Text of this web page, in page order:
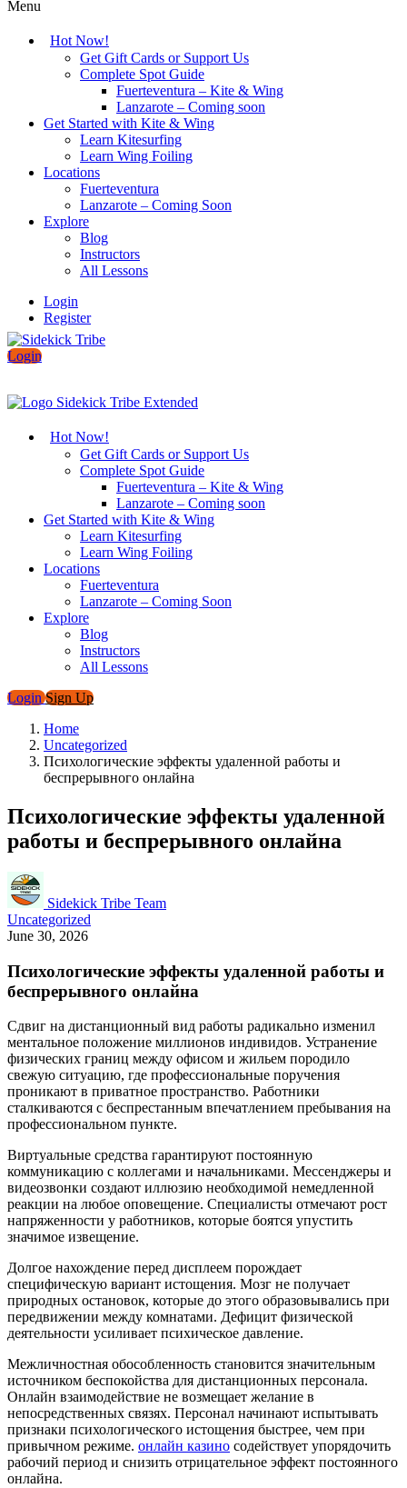
Menu
Hot Now!
Get Gift Cards or Support Us
Complete Spot Guide
Fuerteventura – Kite & Wing
Lanzarote – Coming soon
Get Started with Kite & Wing
Learn Kitesurfing
Learn Wing Foiling
Locations
Fuerteventura
Lanzarote – Coming Soon
Explore
Blog
Instructors
All Lessons
Login
Register
Login
Hot Now!
Get Gift Cards or Support Us
Complete Spot Guide
Fuerteventura – Kite & Wing
Lanzarote – Coming soon
Get Started with Kite & Wing
Learn Kitesurfing
Learn Wing Foiling
Locations
Fuerteventura
Lanzarote – Coming Soon
Explore
Blog
Instructors
All Lessons
LoginSign Up
Home
Uncategorized
Психологические эффекты удаленной работы и
беспрерывного онлайна
Психологические эффекты удаленной
работы и беспрерывного онлайна
Sidekick Tribe Team
Uncategorized
June 30, 2026
Психологические эффекты удаленной работы и
беспрерывного онлайна
Сдвиг на дистанционный вид работы радикально изменил
ментальное положение миллионов индивидов. Устранение
физических границ между офисом и жильем породило
свежую ситуацию, где профессиональные поручения
проникают в приватное пространство. Работники
сталкиваются с беспрестанным впечатлением пребывания на
профессиональном пункте.
Виртуальные средства гарантируют постоянную
коммуникацию с коллегами и начальниками. Мессенджеры и
видеозвонки создают иллюзию необходимой немедленной
реакции на любое оповещение. Специалисты отмечают рост
напряженности у работников, которые боятся упустить
значимое извещение.
Долгое нахождение перед дисплеем порождает
специфическую вариант истощения. Мозг не получает
природных остановок, которые до этого образовывались при
передвижении между комнатами. Дефицит физической
деятельности усиливает психическое давление.
Межличностная обособленность становится значительным
источником беспокойства для дистанционных персонала.
Онлайн взаимодействие не возмещает желание в
непосредственных связях. Персонал начинают испытывать
признаки психологического истощения быстрее, чем при
привычном режиме. онлайн казино содействует упорядочить
рабочий период и снизить отрицательное эффект постоянного
онлайна.